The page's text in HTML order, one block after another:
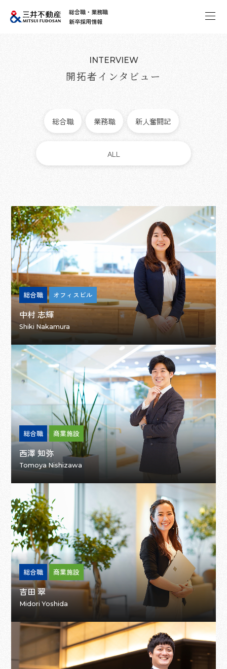
総合職・業務職
新卒採用情報
INTERVIEW
開拓者インタビュー
総合職 業務職 新人奮闘記
ALL
総合職 オフィスビル
中村 志輝
Shiki Nakamura
総合職 商業施設
西澤 知弥
Tomoya Nishizawa
総合職 商業施設
吉田 翠
Midori Yoshida